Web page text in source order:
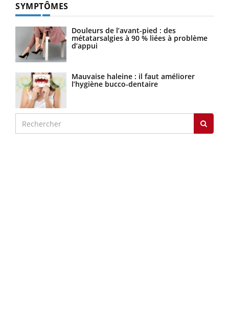
SYMPTÔMES
Douleurs de l’avant-pied : des
métatarsalgies à 90 % liées à problème
d’appui
Mauvaise haleine : il faut améliorer
l’hygiène bucco-dentaire